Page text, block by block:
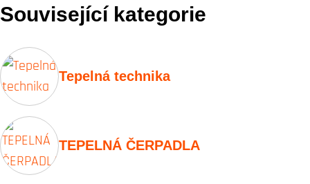
Související kategorie
Tepelná technika
TEPELNÁ ČERPADLA